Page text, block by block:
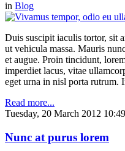
in Blog
Duis suscipit iaculis tortor, sit
ut vehicula massa. Mauris
et augue. Proin tincidunt,
imperdiet lacus, vitae
eget urna in nisl porta rutrum.
Read more...
Tuesday, 20 March 2012 10:49
Nunc at purus lorem